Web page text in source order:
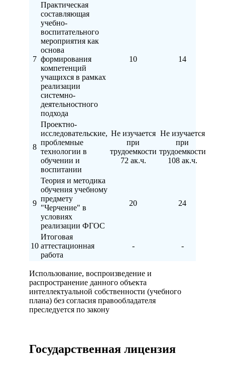
7
Практическая
составляющая
учебно-
воспитательного
мероприятия как
основа
формирования
компетенций
учащихся в рамках
реализации
системно-
деятельностного
подхода
10 14
8
Проектно-
исследовательские,
проблемные
технологии в
обучении и
воспитании
Не изучается
при
трудоемкости
72 ак.ч.
Не изучается
при
трудоемкости
108 ак.ч.
9
Теория и методика
обучения учебному
предмету
"Черчение" в
условиях
реализации ФГОС
20 24
10
Итоговая
аттестационная
работа
- -
Использование, воспроизведение и
распространение данного объекта
интеллектуальной собственности (учебного
плана) без согласия правообладателя
преследуется по закону
Государственная лицензия